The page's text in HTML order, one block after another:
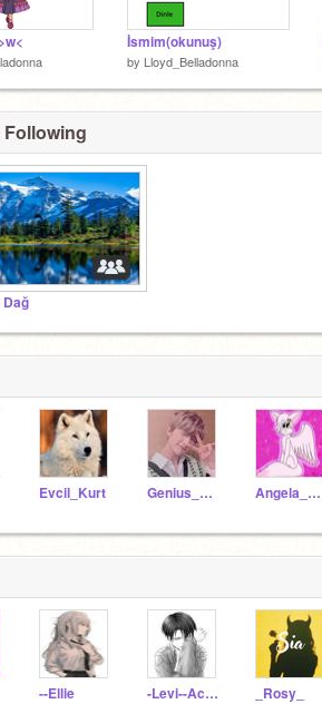
İsmim(okunuş)
by Lloyd_Belladonna
Evcil_Kurt Genius_Girl_12 Angela_Meow
--Ellie -Levi--Ackerman _Rosy_